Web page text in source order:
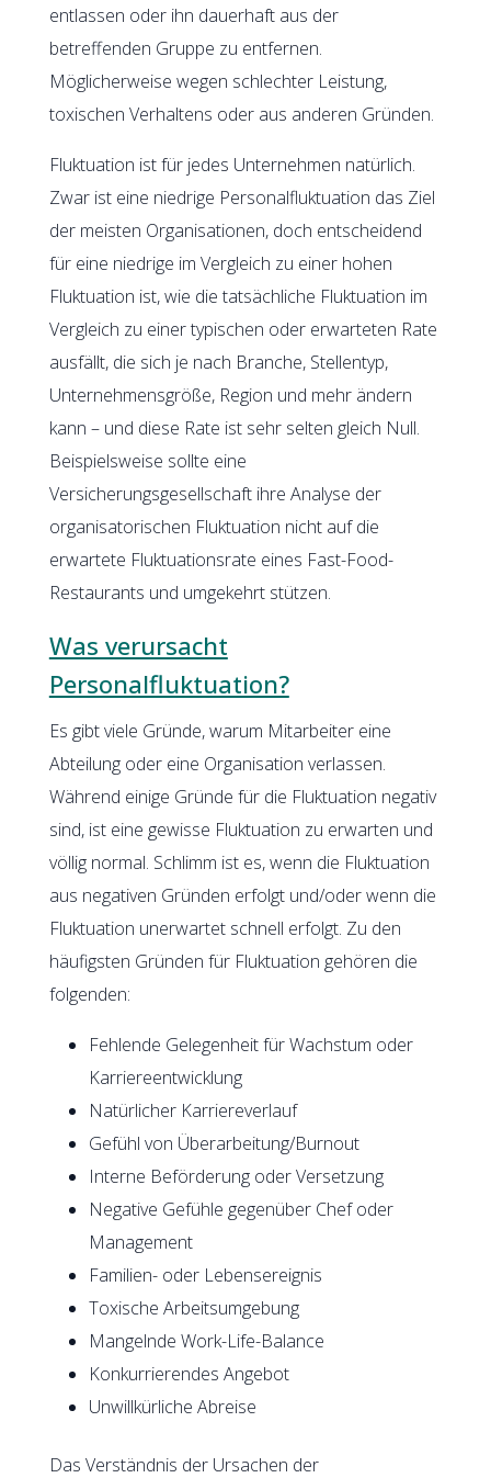
entlassen oder ihn dauerhaft aus der
betreffenden Gruppe zu entfernen.
Möglicherweise wegen schlechter Leistung,
toxischen Verhaltens oder aus anderen Gründen.
Fluktuation ist für jedes Unternehmen natürlich.
Zwar ist eine niedrige Personalfluktuation das Ziel
der meisten Organisationen, doch entscheidend
für eine niedrige im Vergleich zu einer hohen
Fluktuation ist, wie die tatsächliche Fluktuation im
Vergleich zu einer typischen oder erwarteten Rate
ausfällt, die sich je nach Branche, Stellentyp,
Unternehmensgröße, Region und mehr ändern
kann – und diese Rate ist sehr selten gleich Null.
Beispielsweise sollte eine
Versicherungsgesellschaft ihre Analyse der
organisatorischen Fluktuation nicht auf die
erwartete Fluktuationsrate eines Fast-Food-
Restaurants und umgekehrt stützen.
Was verursacht
Personalfluktuation?
Es gibt viele Gründe, warum Mitarbeiter eine
Abteilung oder eine Organisation verlassen.
Während einige Gründe für die Fluktuation negativ
sind, ist eine gewisse Fluktuation zu erwarten und
völlig normal. Schlimm ist es, wenn die Fluktuation
aus negativen Gründen erfolgt und/oder wenn die
Fluktuation unerwartet schnell erfolgt. Zu den
häufigsten Gründen für Fluktuation gehören die
folgenden:
Fehlende Gelegenheit für Wachstum oder
Karriereentwicklung
Natürlicher Karriereverlauf
Gefühl von Überarbeitung/Burnout
Interne Beförderung oder Versetzung
Negative Gefühle gegenüber Chef oder
Management
Familien- oder Lebensereignis
Toxische Arbeitsumgebung
Mangelnde Work-Life-Balance
Konkurrierendes Angebot
Unwillkürliche Abreise
Das Verständnis der Ursachen der